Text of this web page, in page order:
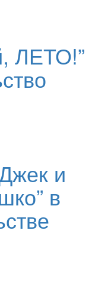
ЛЕТО!”
и
в